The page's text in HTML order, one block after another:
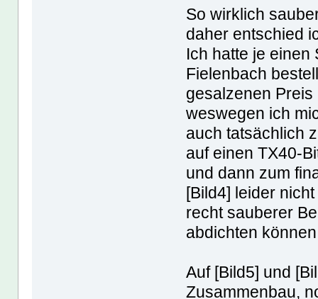
So wirklich
daher entschied
Ich hatte je einen
Fielenbach
gesalzenen
weswegen ich
auch tatsächlich
auf einen TX40-
und dann zum
[Bild4] leider
recht sauberer
abdichten
Auf [Bild5] und
Zusammenbau,